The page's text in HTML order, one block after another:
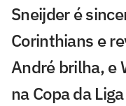
Sneijder é
Corinthians e
André brilha, e
na Copa da